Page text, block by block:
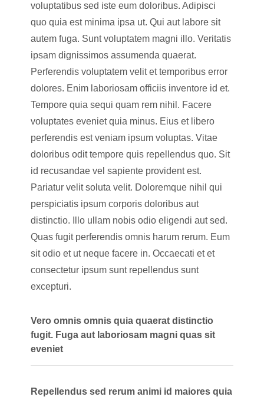
voluptatibus sed iste eum doloribus. Adipisci
quo quia est minima ipsa ut. Qui aut labore sit
autem fuga. Sunt voluptatem magni illo. Veritatis
ipsam dignissimos assumenda quaerat.
Perferendis voluptatem velit et temporibus error
dolores. Enim laboriosam officiis inventore id et.
Tempore quia sequi quam rem nihil. Facere
voluptates eveniet quia minus. Eius et libero
perferendis est veniam ipsum voluptas. Vitae
doloribus odit tempore quis repellendus quo. Sit
id recusandae vel sapiente provident est.
Pariatur velit soluta velit. Doloremque nihil qui
perspiciatis ipsum corporis doloribus aut
distinctio. Illo ullam nobis odio eligendi aut sed.
Quas fugit perferendis omnis harum rerum. Eum
sit odio et ut neque facere in. Occaecati et et
consectetur ipsum sunt repellendus sunt
excepturi.
Vero omnis omnis quia quaerat distinctio
fugit. Fuga aut laboriosam magni quas sit
eveniet
Repellendus sed rerum animi id maiores quia